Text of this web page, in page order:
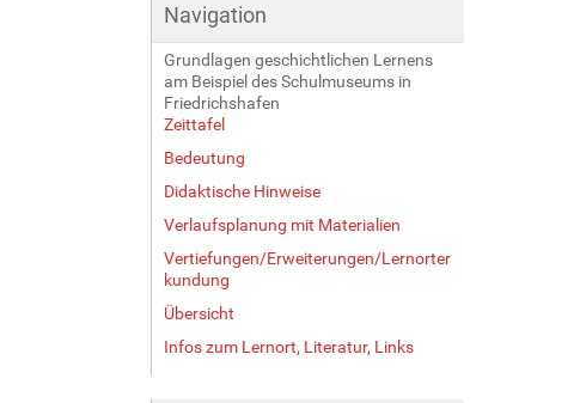
Navigation
Grundlagen geschichtlichen Lernens
am Beispiel des Schulmuseums in
Friedrichshafen
Zeittafel
Bedeutung
Didaktische Hinweise
Verlaufsplanung mit Materialien
Vertiefungen/Erweiterungen/Lernorter
kundung
Übersicht
Infos zum Lernort, Literatur, Links